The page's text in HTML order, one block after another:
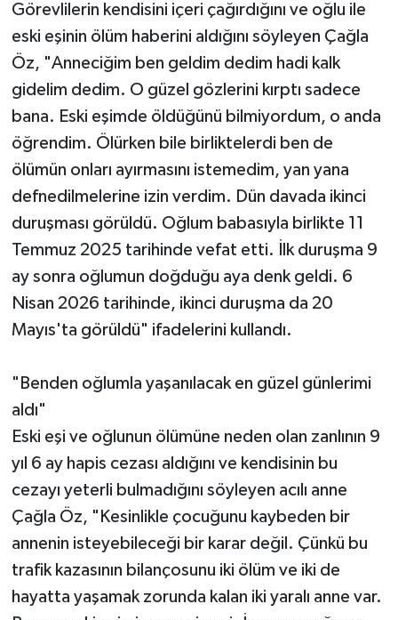
Görevlilerin kendisini içeri çağırdığını ve oğlu ile
eski eşinin ölüm haberini aldığını söyleyen Çağla
Öz, "Anneciğim ben geldim dedim hadi kalk
gidelim dedim. O güzel gözlerini kırptı sadece
bana. Eski eşimde öldüğünü bilmiyordum, o anda
öğrendim. Ölürken bile birliktelerdi ben de
ölümün onları ayırmasını istemedim, yan yana
defnedilmelerine izin verdim. Dün davada ikinci
duruşması görüldü. Oğlum babasıyla birlikte 11
Temmuz 2025 tarihinde vefat etti. İlk duruşma 9
ay sonra oğlumun doğduğu aya denk geldi. 6
Nisan 2026 tarihinde, ikinci duruşma da 20
Mayıs'ta görüldü" ifadelerini kullandı.
"Benden oğlumla yaşanılacak en güzel günlerimi
aldı"
Eski eşi ve oğlunun ölümüne neden olan zanlının 9
yıl 6 ay hapis cezası aldığını ve kendisinin bu
cezayı yeterli bulmadığını söyleyen acılı anne
Çağla Öz, "Kesinlikle çocuğunu kaybeden bir
annenin isteyebileceği bir karar değil. Çünkü bu
trafik kazasının bilançosunu iki ölüm ve iki de
hayatta yaşamak zorunda kalan iki yaralı anne var.